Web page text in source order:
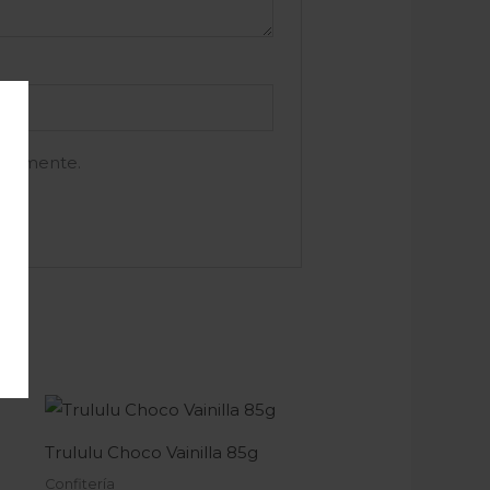
Trululu Choco Vainilla 85g
Confitería